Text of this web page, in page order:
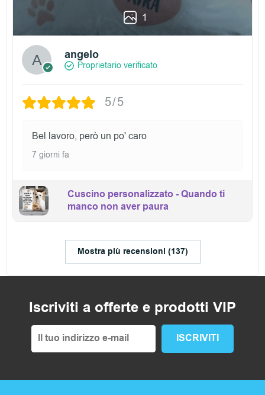
1
angelo
Proprietario verificato
5/5
Bel lavoro, però un po' caro
7 giorni fa
Cuscino personalizzato - Quando ti
manco non aver paura
Mostra più recensioni (137)
Iscriviti a offerte e prodotti VIP